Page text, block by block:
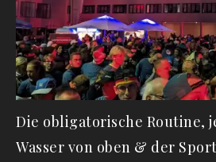
Die obligatorische Routine,
Wasser von oben & der